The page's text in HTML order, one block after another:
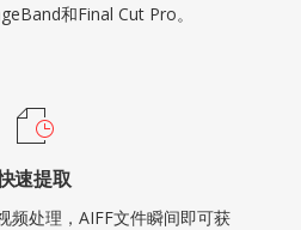
和Final Cut Pro。
速提取
频处理，AIFF文件瞬间即可获